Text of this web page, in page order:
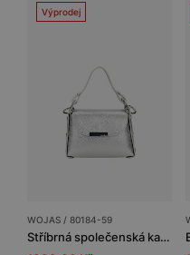
Výprodej
WOJAS / 80184-59
Stříbrná společenská kabelka s řetízkem